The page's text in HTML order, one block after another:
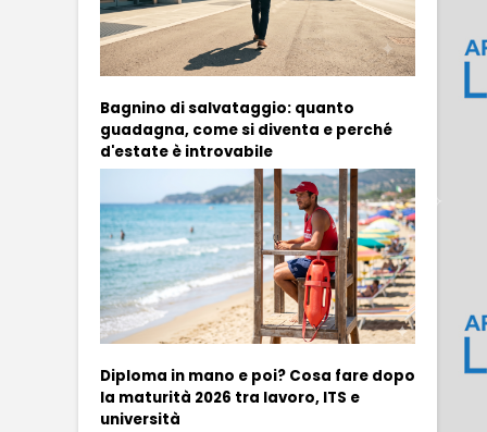
Bagnino di salvataggio: quanto
guadagna, come si diventa e perché
d'estate è introvabile
Diploma in mano e poi? Cosa fare dopo
la maturità 2026 tra lavoro, ITS e
università